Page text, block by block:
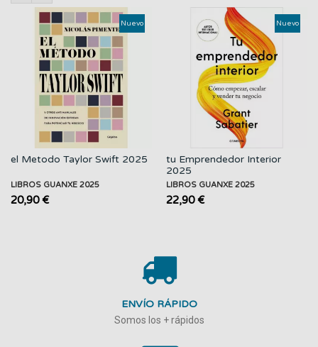
Nuevo
el Metodo Taylor Swift 2025
LIBROS GUANXE 2025
20,90 €
Nuevo
tu Emprendedor Interior
2025
LIBROS GUANXE 2025
22,90 €
ENVÍO RÁPIDO
Somos los + rápidos